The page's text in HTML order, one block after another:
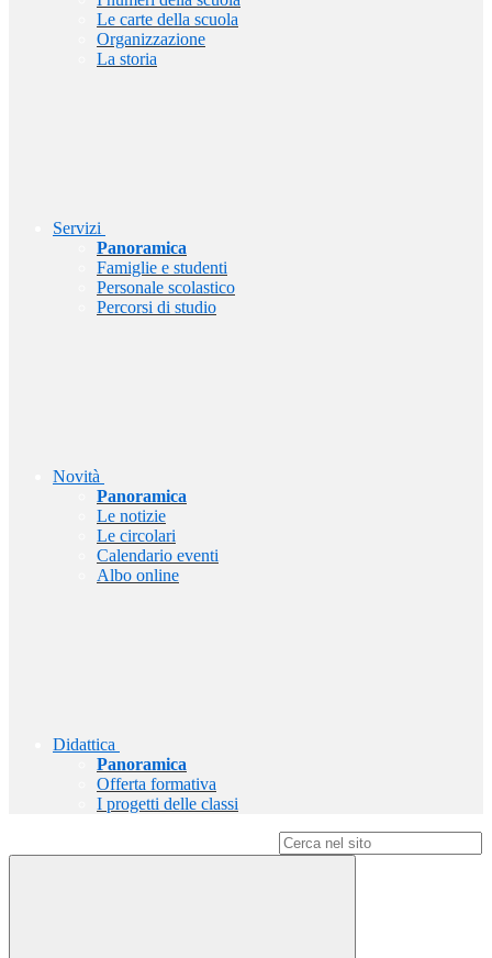
Le carte della scuola
Organizzazione
La storia
Servizi
Panoramica
Famiglie e studenti
Personale scolastico
Percorsi di studio
Novità
Panoramica
Le notizie
Le circolari
Calendario eventi
Albo online
Didattica
Panoramica
Offerta formativa
I progetti delle classi